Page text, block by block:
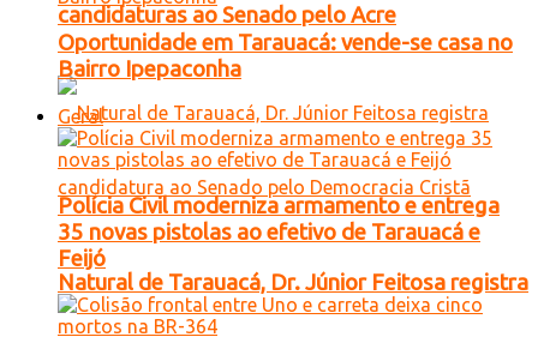
candidaturas ao Senado pelo Acre
Natural de Tarauacá, Dr. Júnior Feitosa registra
Oportunidade em Tarauacá: vende-se casa no
Bairro Ipepaconha
Geral
Polícia Civil moderniza armamento e entrega
35 novas pistolas ao efetivo de Tarauacá e
Feijó